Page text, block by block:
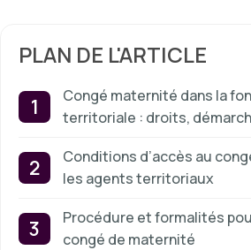
PLAN DE L'ARTICLE
Congé maternité dans la
territoriale : droits,
Conditions d’accès au
les agents territoriaux
Procédure et formalités
congé de maternité